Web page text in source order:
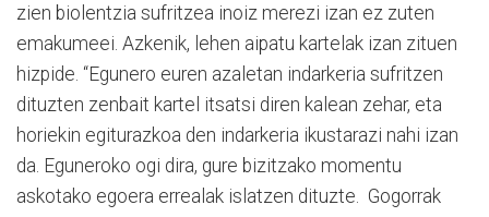
zien biolentzia sufritzea inoiz merezi izan ez zuten
emakumeei. Azkenik, lehen aipatu kartelak izan zituen
hizpide. “Egunero euren azaletan indarkeria sufritzen
dituzten zenbait kartel itsatsi diren kalean zehar, eta
horiekin egiturazkoa den indarkeria ikustarazi nahi izan
da. Eguneroko ogi dira, gure bizitzako momentu
askotako egoera errealak islatzen dituzte. Gogorrak